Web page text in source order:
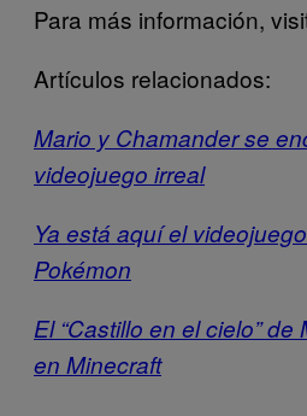
Para más información,
Artículos relacionados:
Mario y Chamander se
videojuego irreal
Ya está aquí el
Pokémon
El “Castillo en el cielo”
en Minecraft